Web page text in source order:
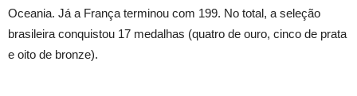
Oceania. Já a França terminou com 199. No total, a seleção
brasileira conquistou 17 medalhas (quatro de ouro, cinco de prata
e oito de bronze).